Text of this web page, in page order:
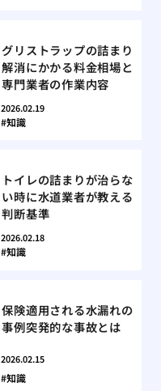
グリストラップの詰まり
解消にかかる料金相場と
専門業者の作業内容
2026.02.19
知識
トイレの詰まりが治らな
い時に水道業者が教える
判断基準
2026.02.18
知識
保険適用される水漏れの
事例突発的な事故とは
2026.02.15
知識